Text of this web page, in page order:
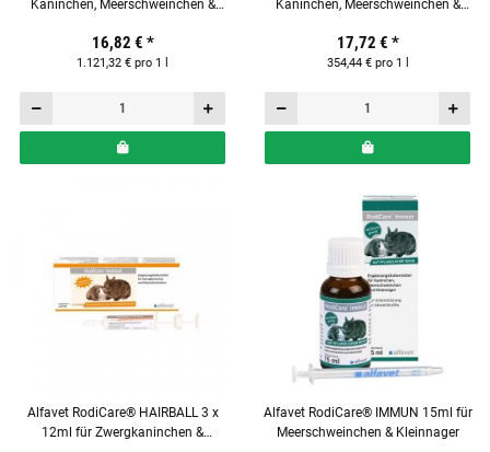
Kaninchen, Meerschweinchen &
16,82 € *
1.121,32 € pro 1 l
Kaninchen, Meerschweinchen &
17,72 € *
354,44 € pro 1 l
Alfavet RodiCare® HAIRBALL 3 x
12ml für Zwergkaninchen &
Alfavet RodiCare® IMMUN 15ml für
Meerschweinchen & Kleinnager